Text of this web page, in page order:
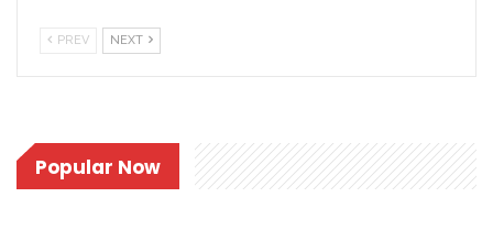
PREV NEXT
Popular Now